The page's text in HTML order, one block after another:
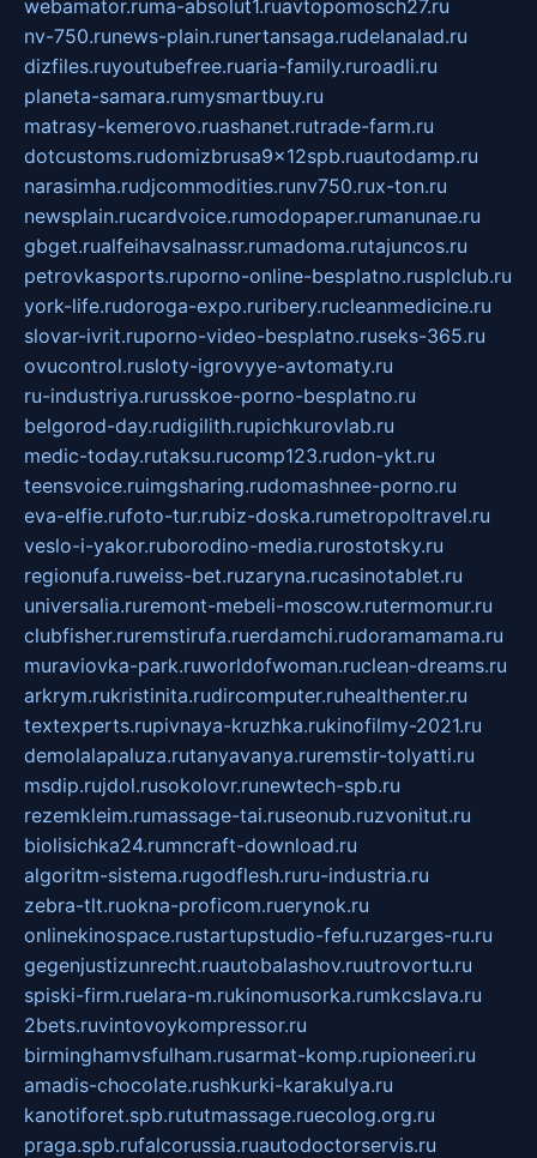
webamator.ruma-absolut1.ruavtopomosch27.ru
nv-750.runews-plain.runertansaga.rudelanalad.ru
dizfiles.ruyoutubefree.ruaria-family.ruroadli.ru
planeta-samara.rumysmartbuy.ru
matrasy-kemerovo.ruashanet.rutrade-farm.ru
dotcustoms.rudomizbrusa9x12spb.ruautodamp.ru
narasimha.rudjcommodities.runv750.rux-ton.ru
newsplain.rucardvoice.rumodopaper.rumanunae.ru
gbget.rualfeihavsalnassr.rumadoma.rutajuncos.ru
petrovkasports.ruporno-online-besplatno.rusplclub.ru
york-life.rudoroga-expo.ruribery.rucleanmedicine.ru
slovar-ivrit.ruporno-video-besplatno.ruseks-365.ru
ovucontrol.rusloty-igrovyye-avtomaty.ru
ru-industriya.rurusskoe-porno-besplatno.ru
belgorod-day.rudigilith.rupichkurovlab.ru
medic-today.rutaksu.rucomp123.rudon-ykt.ru
teensvoice.ruimgsharing.rudomashnee-porno.ru
eva-elfie.rufoto-tur.rubiz-doska.rumetropoltravel.ru
veslo-i-yakor.ruborodino-media.rurostotsky.ru
regionufa.ruweiss-bet.ruzaryna.rucasinotablet.ru
universalia.ruremont-mebeli-moscow.rutermomur.ru
clubfisher.ruremstirufa.ruerdamchi.rudoramamama.ru
muraviovka-park.ruworldofwoman.ruclean-dreams.ru
arkrym.rukristinita.rudircomputer.ruhealthenter.ru
textexperts.rupivnaya-kruzhka.rukinofilmy-2021.ru
demolalapaluza.rutanyavanya.ruremstir-tolyatti.ru
msdip.rujdol.rusokolovr.runewtech-spb.ru
rezemkleim.rumassage-tai.ruseonub.ruzvonitut.ru
biolisichka24.rumncraft-download.ru
algoritm-sistema.rugodflesh.ruru-industria.ru
zebra-tlt.ruokna-proficom.ruerynok.ru
onlinekinospace.rustartupstudio-fefu.ruzarges-ru.ru
gegenjustizunrecht.ruautobalashov.ruutrovortu.ru
spiski-firm.ruelara-m.rukinomusorka.rumkcslava.ru
2bets.ruvintovoykompressor.ru
birminghamvsfulham.rusarmat-komp.rupioneeri.ru
amadis-chocolate.rushkurki-karakulya.ru
kanotiforet.spb.rututmassage.ruecolog.org.ru
praga.spb.rufalcorussia.ruautodoctorservis.ru